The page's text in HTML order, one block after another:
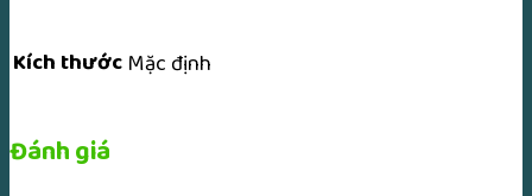
Kích thước Mặc định
Đánh giá